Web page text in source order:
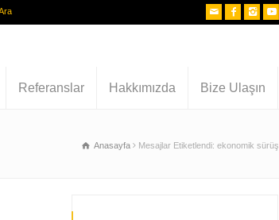
Referanslar Hakkımızda Bize Ulaşın
Anasayfa Mesajlar Etiketlendi: ekonomik sürüş